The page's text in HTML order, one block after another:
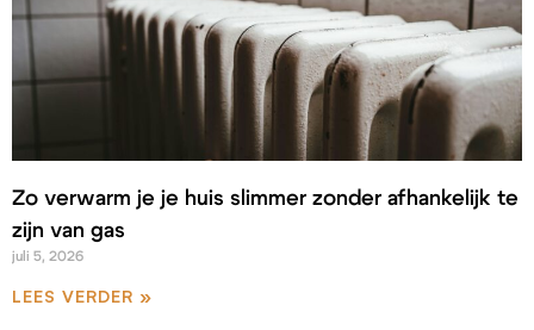
Zo verwarm je je huis slimmer zonder afhankelijk te
zijn van gas
juli 5, 2026
LEES VERDER »